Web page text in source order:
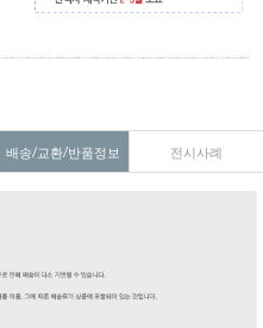
배송/교환/반품정보 전시사례